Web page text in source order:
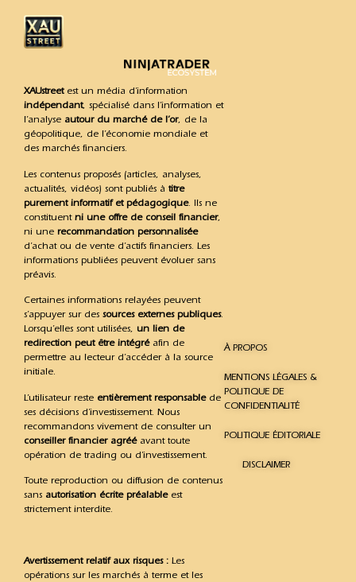
XAUstreetest un média d’information
indépendant, spécialisé dans l’information et
l’analyse autour du marché de l’or, de la
géopolitique, de l’économie mondiale et
des marchés financiers.
Les contenus proposés (articles, analyses,
actualités, vidéos) sont publiés à titre
purement informatif et pédagogique. Ils ne
constituent ni une offre de conseil financier,
ni une recommandation personnalisée
d’achat ou de vente d’actifs financiers. Les
informations publiées peuvent évoluer sans
préavis.
Certaines informations relayées peuvent
s’appuyer sur des sources externes publiques.
Lorsqu’elles sont utilisées, un lien de
redirection peut être intégréafin de
permettre au lecteur d’accéder à la source
initiale.
L’utilisateur reste entièrement responsablede
ses décisions d’investissement. Nous
recommandons vivement de consulter un
conseiller financier agrééavant toute
opération de trading ou d’investissement.
Toute reproduction ou diffusion de contenus
sans autorisation écrite préalableest
strictement interdite.
Avertissement relatif aux risques : Les
opérations sur les marchés à terme et les
À PROPOS
MENTIONS LÉGALES &
POLITIQUE DE
CONFIDENTIALITÉ
POLITIQUE ÉDITORIALE
DISCLAIMER